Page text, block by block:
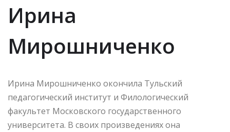
Ирина
Мирошниченко
Ирина Мирошниченко окончила Тульский
педагогический институт и Филологический
факультет Московского государственного
университета. В своих произведениях она